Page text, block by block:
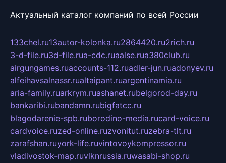
Актуальный каталог компаний по всей России
133chel.ru13autor-kolonka.ru2864420.ru2rich.ru
3-d-file.ru3d-file.rua-cdc.ruaalse.rua380club.ru
airgungames.ruaccounts-112.ruadler-jun.ruadonyev.ru
alfeihavsalnassr.rualtaipant.ruargentinamia.ru
aria-family.ruarkrym.ruashanet.rubelgorod-day.ru
bankaribi.rubandamn.rubigfatcc.ru
blagodarenie-spb.ruborodino-media.rucard-voice.ru
cardvoice.ruzed-online.ruzvonitut.ruzebra-tlt.ru
zarafshan.ruyork-life.ruvintovoykompressor.ru
vladivostok-map.ruvlknrussia.ruwasabi-shop.ru